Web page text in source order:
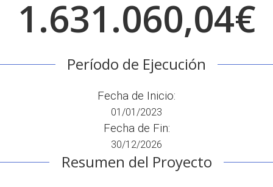
1.631.060,04€
Período de Ejecución
Fecha de Inicio:
01/01/2023
Fecha de Fin:
30/12/2026
Resumen del Proyecto